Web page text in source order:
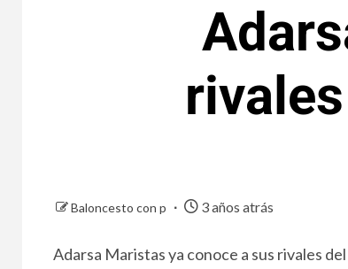
Baloncesto con p 3 años atrás
Adarsa Maristas ya conoce a sus rivales